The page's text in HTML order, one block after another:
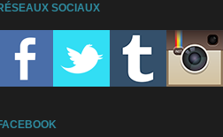
SOCIAUX